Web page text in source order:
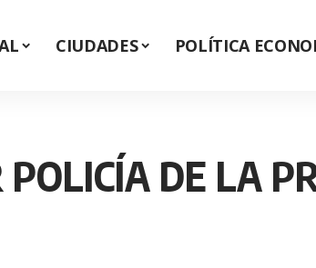
CIUDADES POLÍTICA
DE LA